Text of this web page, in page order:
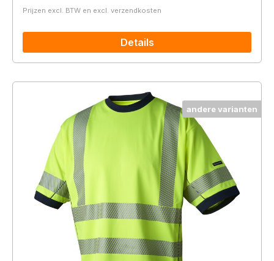
Prijzen excl. BTW en excl. verzendkosten
Details
andere varianten